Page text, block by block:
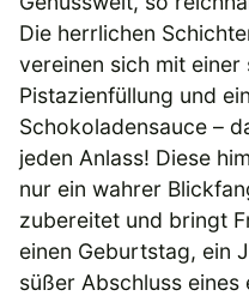
Die herrlichen
vereinen sich mit einer
Pistazienfüllung und
Schokoladensauce –
jeden Anlass! Diese
nur ein wahrer
zubereitet und bringt
einen Geburtstag, ein
süßer Abschluss